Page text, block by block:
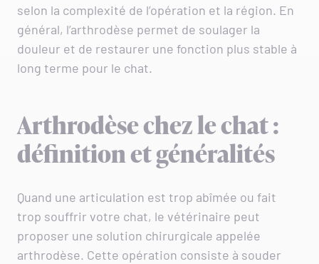
selon la complexité de l’opération et la région. En
général, l’arthrodèse permet de soulager la
douleur et de restaurer une fonction plus stable à
long terme pour le chat.
Arthrodèse chez le chat :
définition et généralités
Quand une articulation est trop abîmée ou fait
trop souffrir votre chat, le vétérinaire peut
proposer une solution chirurgicale appelée
arthrodèse. Cette opération consiste à souder